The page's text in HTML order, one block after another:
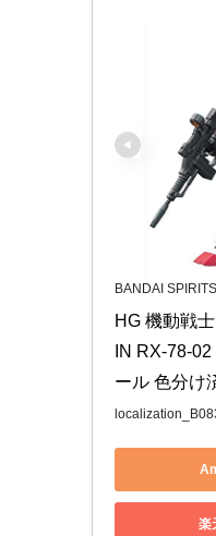
BANDAI
HG 機動戦
IN RX-78-
ール 色分け
楽